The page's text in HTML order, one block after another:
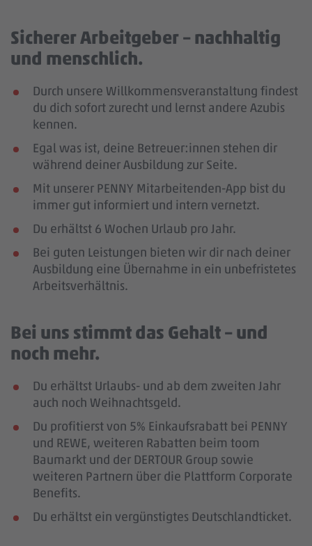
Sicherer Arbeitgeber – nachhaltig
und menschlich.
Durch unsere Willkommensveranstaltung findest
du dich sofort zurecht und lernst andere Azubis
kennen.
Egal was ist, deine Betreuer:innen stehen dir
während deiner Ausbildung zur Seite.
Mit unserer PENNY Mitarbeitenden-App bist du
immer gut informiert und intern vernetzt.
Du erhältst 6 Wochen Urlaub pro Jahr.
Bei guten Leistungen bieten wir dir nach deiner
Ausbildung eine Übernahme in ein unbefristetes
Arbeitsverhältnis.
Bei uns stimmt das Gehalt – und
noch mehr.
Du erhältst Urlaubs- und ab dem zweiten Jahr
auch noch Weihnachtsgeld.
Du profitierst von 5% Einkaufsrabatt bei PENNY
und REWE, weiteren Rabatten beim toom
Baumarkt und der DERTOUR Group sowie
weiteren Partnern über die Plattform Corporate
Benefits.
Du erhältst ein vergünstigtes Deutschlandticket.